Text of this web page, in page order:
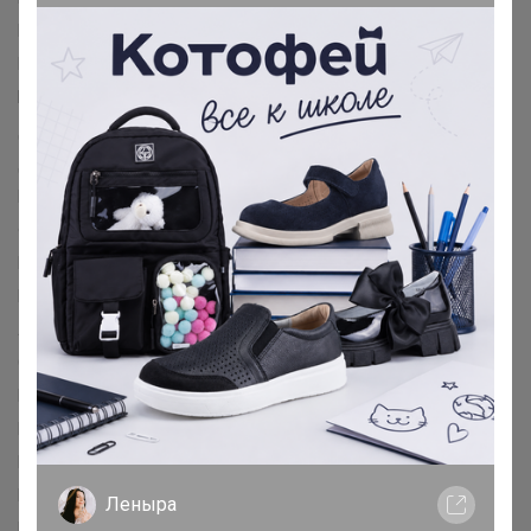
Magistro™ Me to You™
MINSA™
MIST™ NAZAMOK™ Автоград™
Арт Узор™
БУКВА-ЛЕНД™
Выбражулька™
Дарим Красиво™
Дарите Счастье™
Доброе дерево™
Доброе здоровье™
Добропаровъ™
Доляна™
Командор™
Маша и медведь™
Пижон™
Фабрика счастья™
Школа талантов™ Эврики™
Этель™
ErichKrause™
ГЕЛЕОС™ Koh-I-Noor™ BIC™
Disney™
Paw Patrol™
Hasbro™ Luazon Home™
БУКВА-ЛЕНД™
Лесная мастерская™
Мастер К™
Маша и Медведь™
Синий трактор™
Смешарики™ AKUBA™
Эксмо™
Издательский дом ПИТЕР™
Эксмодетство™
Издательский дом «Самокат»™
БОМБОРА™
Fanzon™
Комильфо™
МОЗАИКА-СИНТЕЗ™
Издательская группа АСТ™
SAFEX™
Леныра